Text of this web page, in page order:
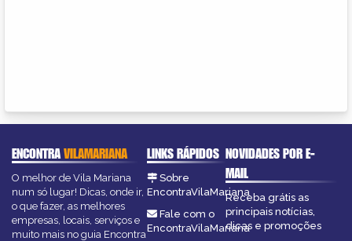
ENCONTRAVILAMARIANA
O melhor de Vila Mariana
num só lugar! Dicas, onde ir,
o que fazer, as melhores
empresas, locais, serviços e
muito mais no guia Encontra
LINKS RÁPIDOS
Sobre
EncontraVilaMariana
Fale com o
EncontraVilaMariana
NOVIDADES POR E-
MAIL
Receba grátis as
principais notícias,
dicas e promoções